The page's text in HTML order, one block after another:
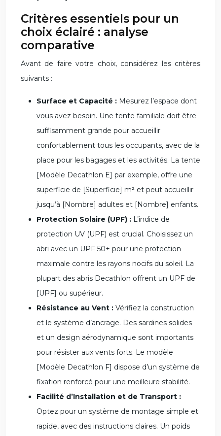
Critères essentiels pour un
choix éclairé : analyse
comparative
Avant de faire votre choix, considérez les critères
suivants :
Surface et Capacité : Mesurez l’espace dont
vous avez besoin. Une tente familiale doit être
suffisamment grande pour accueillir
confortablement tous les occupants, avec de la
place pour les bagages et les activités. La tente
[Modèle Decathlon E] par exemple, offre une
superficie de [Superficie] m² et peut accueillir
jusqu’à [Nombre] adultes et [Nombre] enfants.
Protection Solaire (UPF) : L’indice de
protection UV (UPF) est crucial. Choisissez un
abri avec un UPF 50+ pour une protection
maximale contre les rayons nocifs du soleil. La
plupart des abris Decathlon offrent un UPF de
[UPF] ou supérieur.
Résistance au Vent : Vérifiez la construction
et le système d’ancrage. Des sardines solides
et un design aérodynamique sont importants
pour résister aux vents forts. Le modèle
[Modèle Decathlon F] dispose d’un système de
fixation renforcé pour une meilleure stabilité.
Facilité d’Installation et de Transport :
Optez pour un système de montage simple et
rapide, avec des instructions claires. Un poids